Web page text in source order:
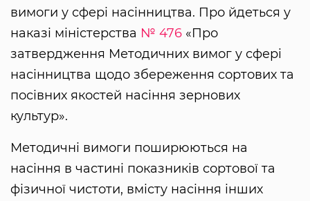
вимоги у сфері насінництва. Про йдеться у
наказі міністерства № 476 «Про
затвердження Методичних вимог у сфері
насінництва щодо збереження сортових та
посівних якостей насіння зернових
культур».
Методичні вимоги поширюються на
насіння в частині показників сортової та
фізичної чистоти, вмісту насіння інших